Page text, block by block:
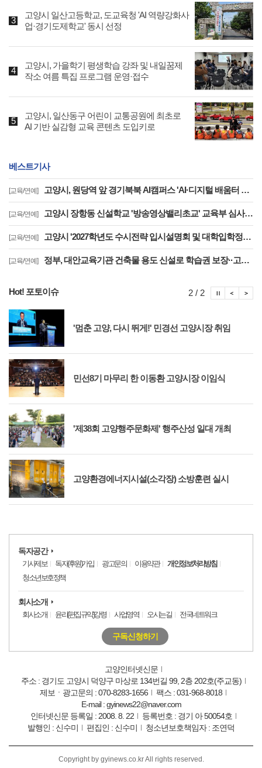
고양시 일산고등학교, 도교육청 'AI 역량강화사
업·경기도제학교' 동시 선정
고양시, 가을학기 평생학습 강좌 및 내일꿈제
작소 여름 특집 프로그램 운영·접수
고양시, 일산동구 어린이 교통공원에 최초로
AI 기반 실감형 교육 콘텐츠 도입키로
베스트기사
[교육/연예] 고양시, 원당역 앞 경기북북 AI캠퍼스 'AI·디지털 배움터 체험존' 12월까지 운영
[교육/연예] 고양시 장항동 신설학교 '방송영상밸리초교' 교육부 심사 통과··2030년 개교
[교육/연예] 고양시 '2027학년도 수시전략 입시설명회 및 대학입학정보박람회' 8일 개최
[교육/연예] 정부, 대안교육기관 건축물 용도 신설로 학습권 보장··고양자유학교 문제 해소
Hot! 포토이슈
'멈춘 고양, 다시 뛰게!' 민경선 고양시장 취임
민선8기 마무리 한 이동환 고양시장 이임식
'제38회 고양행주문화제' 행주산성 일대 개최
고양환경에너지시설(소각장) 소방훈련 실시
2 / 2 포
포토이
독자공간
기사제보 독자(후원)가입 광고문의 이용약관
개인정보처리방침
청소년보호정책
회사소개
회사소개 윤리(편집규약)강령 사업영역 오시는길 전국네트워크
구독신청하기
고양인터넷신문
주소 : 경기도 고양시 덕양구 마상로 134번길 99, 2층 202호(주교동)
제보ㆍ광고문의 : 070-8283-1656
팩스 : 031-968-8018
E-mail : gyinews22@naver.com
인터넷신문 등록일 : 2008. 8. 22
등록번호 : 경기 아 50054호
발행인 : 신수미
편집인 : 신수미 청소년보호책임자 : 조연덕
Copyright by gyinews.co.kr All rights reserved.